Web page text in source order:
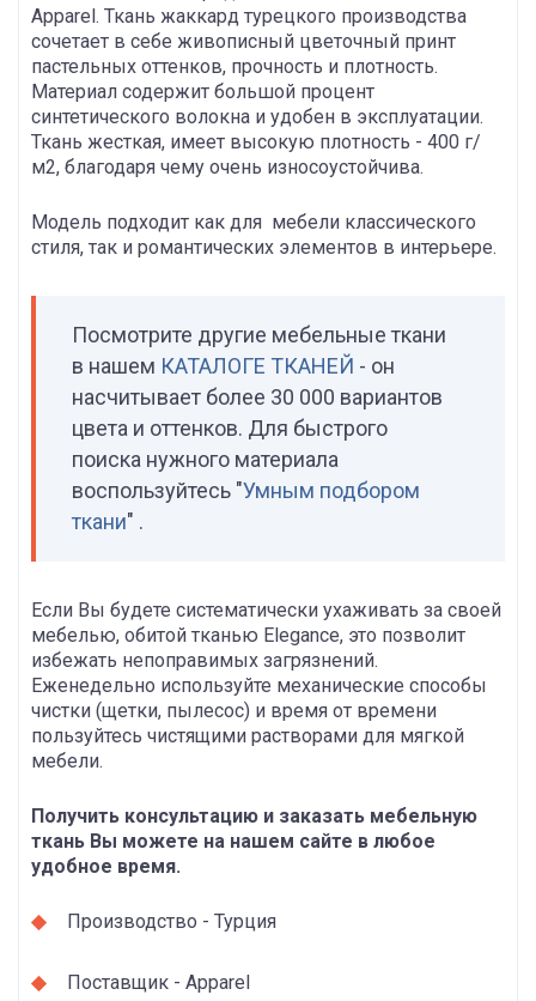
Apparel. Ткань жаккард турецкого производства
сочетает в себе живописный цветочный принт
пастельных оттенков, прочность и плотность.
Материал содержит большой процент
синтетического волокна и удобен в эксплуатации.
Ткань жесткая, имеет высокую плотность - 400 г/
м2, благодаря чему очень износоустойчива.
Модель подходит как для мебели классического
стиля, так и романтических элементов в интерьере.
Посмотрите другие мебельные ткани
в нашем КАТАЛОГЕ ТКАНЕЙ - он
насчитывает более 30 000 вариантов
цвета и оттенков. Для быстрого
поиска нужного материала
воспользуйтесь "Умным подбором
ткани" .
Если Вы будете систематически ухаживать за своей
мебелью, обитой тканью Elegance, это позволит
избежать непоправимых загрязнений.
Еженедельно используйте механические способы
чистки (щетки, пылесос) и время от времени
пользуйтесь чистящими растворами для мягкой
мебели.
Получить консультацию и заказать мебельную
ткань Вы можете на нашем сайте в любое
удобное время.
Производство - Турция
Поставщик - Apparel